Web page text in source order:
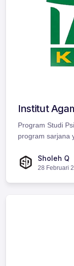
Institut
Program Studi
program sarjana
Sholeh Q
28 Februari